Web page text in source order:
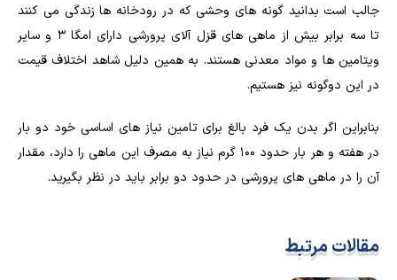
جالب است بدانید گونه های وحشی که در رودخانه ها زندگی می کنند
تا سه برابر بیش از ماهی های قزل آلای پرورشی دارای امگا ۳ و سایر
ویتامین ها و مواد معدنی هستند. به همین دلیل شاهد اختلاف قیمت
در این دوگونه نیز هستیم.
بنابراین اگر بدن یک فرد بالغ برای تامین نیاز های اساسی خود دو بار
در هفته و هر بار حدود ۱۰۰ گرم نیاز به مصرف این ماهی را دارد، مقدار
آن را در ماهی های پرورشی در حدود دو برابر باید در نظر بگیرید.
مقالات مرتبط